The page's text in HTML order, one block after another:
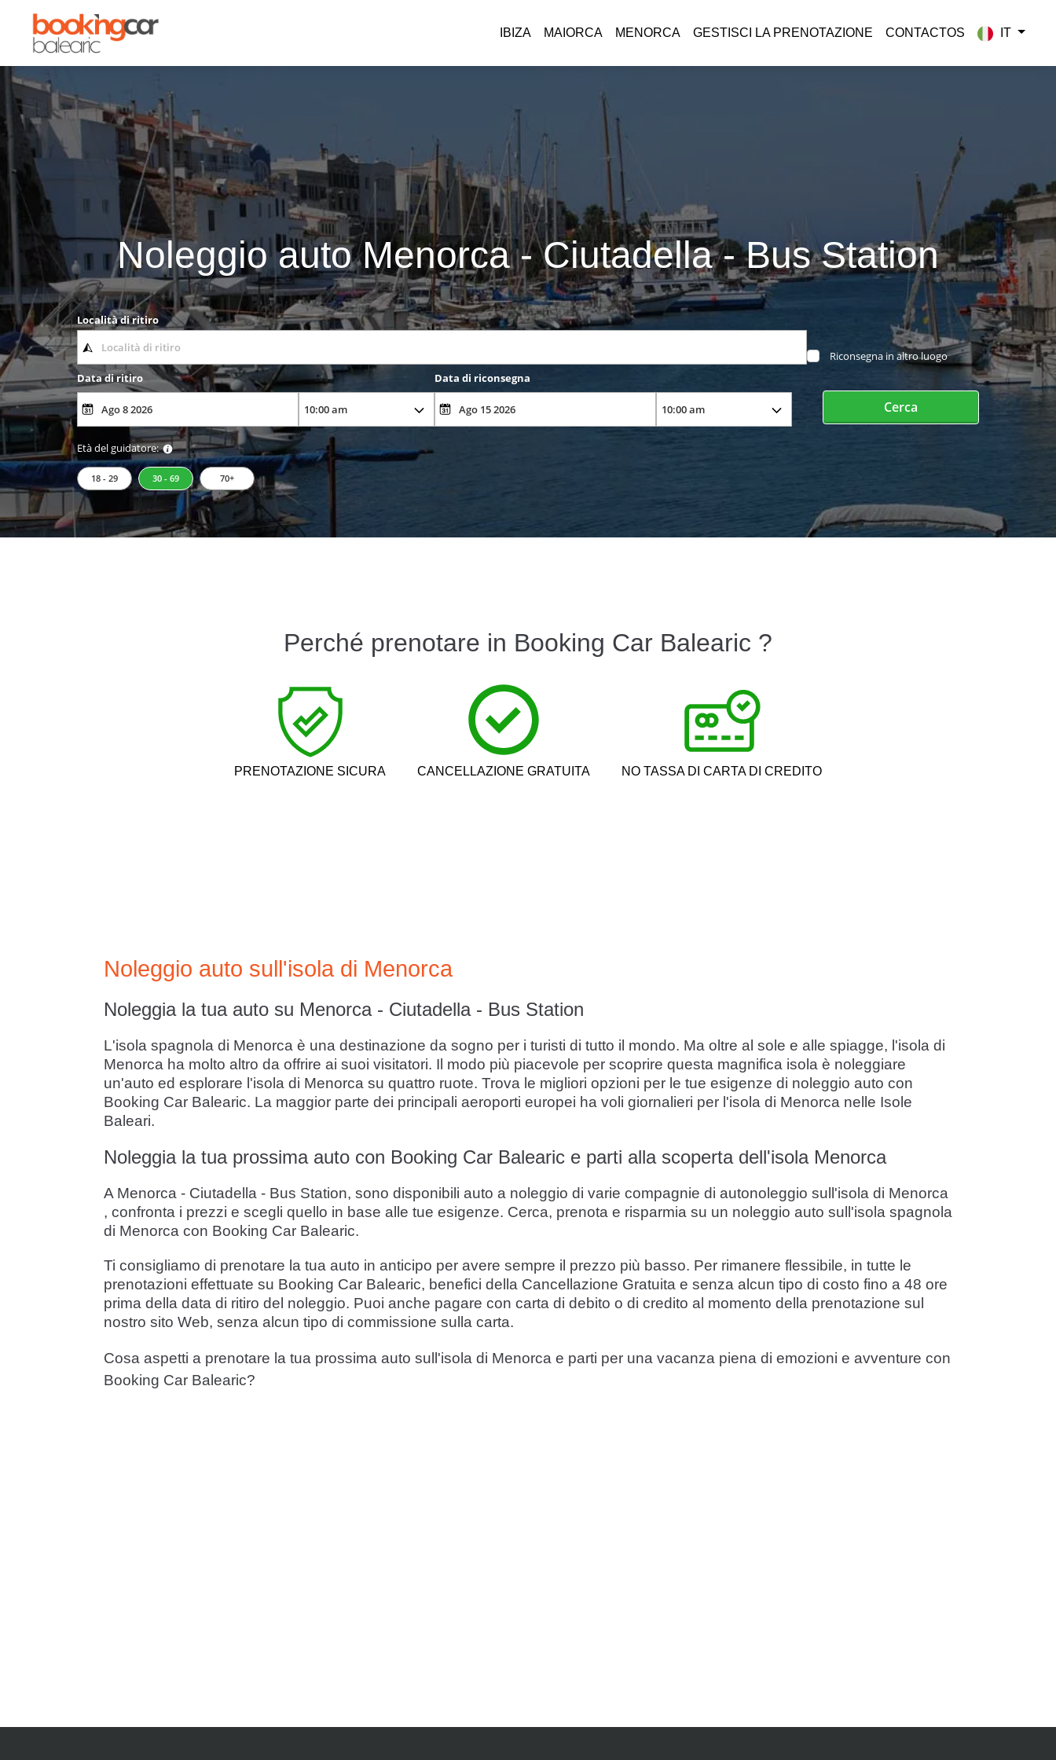
IBIZA MAIORCA MENORCA GESTISCI LA PRENOTAZIONE CONTACTOS IT
Noleggio auto Menorca - Ciutadella - Bus Station
Località di ritiro
Riconsegna in altro luogo
Data di ritiro
Data di riconsegna
Età del guidatore:
18 - 29 30 - 69 70+
Cerca
Perché prenotare in Booking Car Balearic ?
PRENOTAZIONE SICURA CANCELLAZIONE GRATUITA NO TASSA DI CARTA DI CREDITO
Noleggio auto sull'isola di Menorca
Noleggia la tua auto su Menorca - Ciutadella - Bus Station
L'isola spagnola di Menorca è una destinazione da sogno per i turisti di tutto il mondo. Ma oltre al sole e alle spiagge, l'isola di
Menorca ha molto altro da offrire ai suoi visitatori. Il modo più piacevole per scoprire questa magnifica isola è noleggiare
un'auto ed esplorare l'isola di Menorca su quattro ruote. Trova le migliori opzioni per le tue esigenze di noleggio auto con
Booking Car Balearic. La maggior parte dei principali aeroporti europei ha voli giornalieri per l'isola di Menorca nelle Isole
Baleari.
Noleggia la tua prossima auto con Booking Car Balearic e parti alla scoperta dell'isola Menorca
A Menorca - Ciutadella - Bus Station, sono disponibili auto a noleggio di varie compagnie di autonoleggio sull'isola di Menorca
, confronta i prezzi e scegli quello in base alle tue esigenze. Cerca, prenota e risparmia su un noleggio auto sull'isola spagnola
di Menorca con Booking Car Balearic.
Ti consigliamo di prenotare la tua auto in anticipo per avere sempre il prezzo più basso. Per rimanere flessibile, in tutte le
prenotazioni effettuate su Booking Car Balearic, benefici della Cancellazione Gratuita e senza alcun tipo di costo fino a 48 ore
prima della data di ritiro del noleggio. Puoi anche pagare con carta di debito o di credito al momento della prenotazione sul
nostro sito Web, senza alcun tipo di commissione sulla carta.
Cosa aspetti a prenotare la tua prossima auto sull'isola di Menorca e parti per una vacanza piena di emozioni e avventure con
Booking Car Balearic?